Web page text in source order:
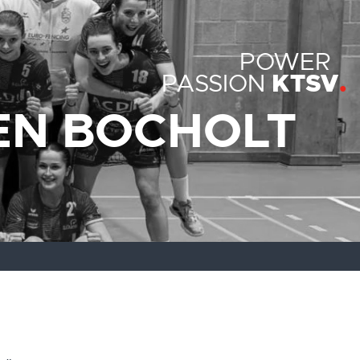
POWER
PASSION KTSV
BOCHOLT